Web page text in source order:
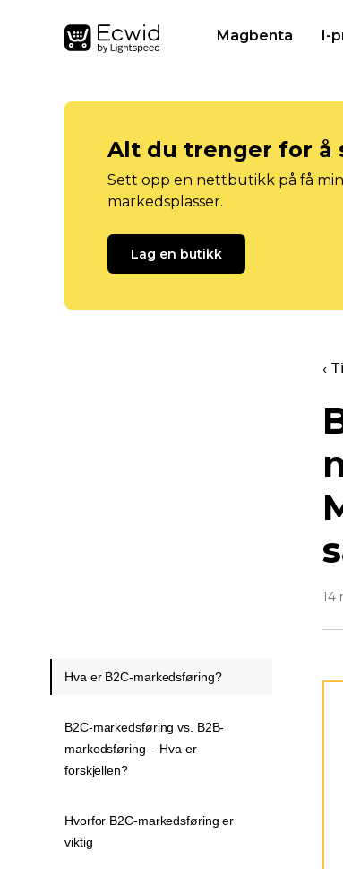
Magbenta I-
Alt du trenger for å
Sett opp en nettbutikk på få
markedsplasser.
Lag en butikk
‹
14
Hva er B2C-markedsføring?
B2C-markedsføring vs. B2B-
markedsføring – Hva er
forskjellen?
Hvorfor B2C-markedsføring er
viktig